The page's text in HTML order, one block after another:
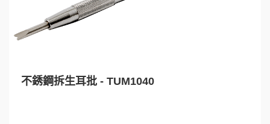
不銹鋼拆生耳批 - TUM1040